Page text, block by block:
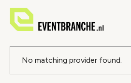
Foutmelding
No matching provider found.